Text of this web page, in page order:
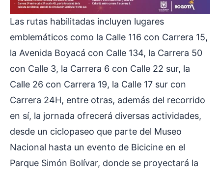
Las rutas habilitadas incluyen lugares
emblemáticos como la Calle 116 con Carrera 15,
la Avenida Boyacá con Calle 134, la Carrera 50
con Calle 3, la Carrera 6 con Calle 22 sur, la
Calle 26 con Carrera 19, la Calle 17 sur con
Carrera 24H, entre otras, además del recorrido
en sí, la jornada ofrecerá diversas actividades,
desde un ciclopaseo que parte del Museo
Nacional hasta un evento de Bicicine en el
Parque Simón Bolívar, donde se proyectará la